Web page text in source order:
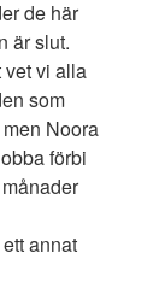
de här
är slut.
vet vi alla
som
Noora
förbi
annat